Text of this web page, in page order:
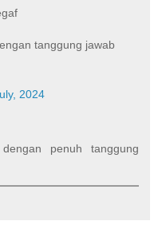
tanggung jawab
2024
penuh tanggung